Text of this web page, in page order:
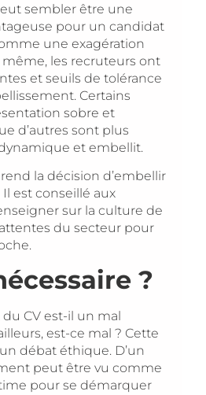
sembler être une
pour un candidat
une exagération
les recruteurs ont
et seuils de tolérance
Certains
sobre et
d’autres sont plus
et embellit.
la décision d’embellir
est conseillé aux
sur la culture de
du secteur pour
?
CV est-il un mal
est-ce mal ? Cette
débat éthique. D’un
peut être vu comme
pour se démarquer